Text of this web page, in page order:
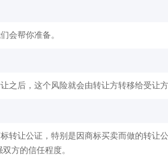
会帮你准备。
之后，这个风险就会由转让方转移给受让方
转让公证，特别是因商标买卖而做的转让
方的信任程度。